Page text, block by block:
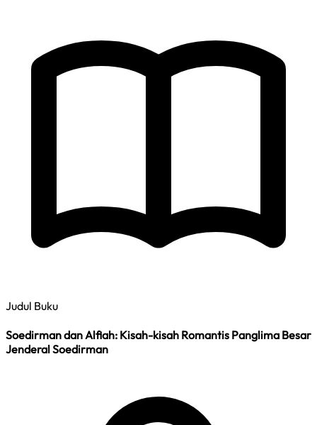
Judul Buku
Soedirman dan Alfiah: Kisah-kisah Romantis Panglima Besar
Jenderal Soedirman